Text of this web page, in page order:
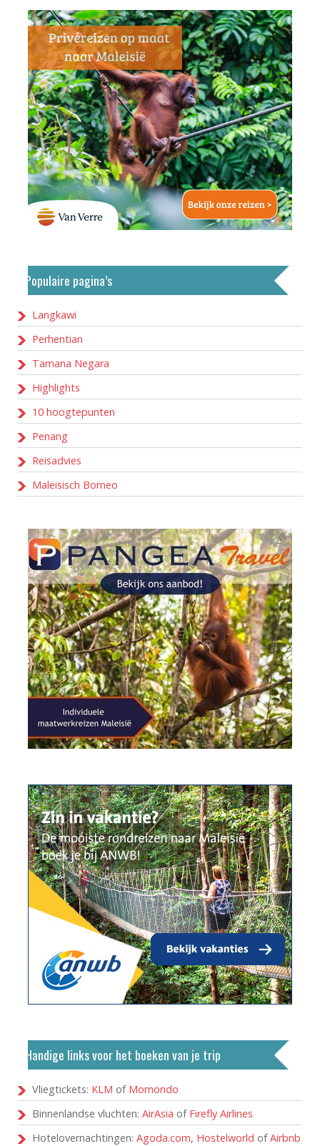
Populaire pagina’s
Langkawi
Perhentian
Tamana Negara
Highlights
10 hoogtepunten
Penang
Reisadvies
Maleisisch Borneo
Handige links voor het boeken van je trip
Vliegtickets: KLM of Momondo
Binnenlandse vluchten: AirAsia of Firefly Airlines
Hotelovernachtingen: Agoda.com, Hostelworld ofAirbnb